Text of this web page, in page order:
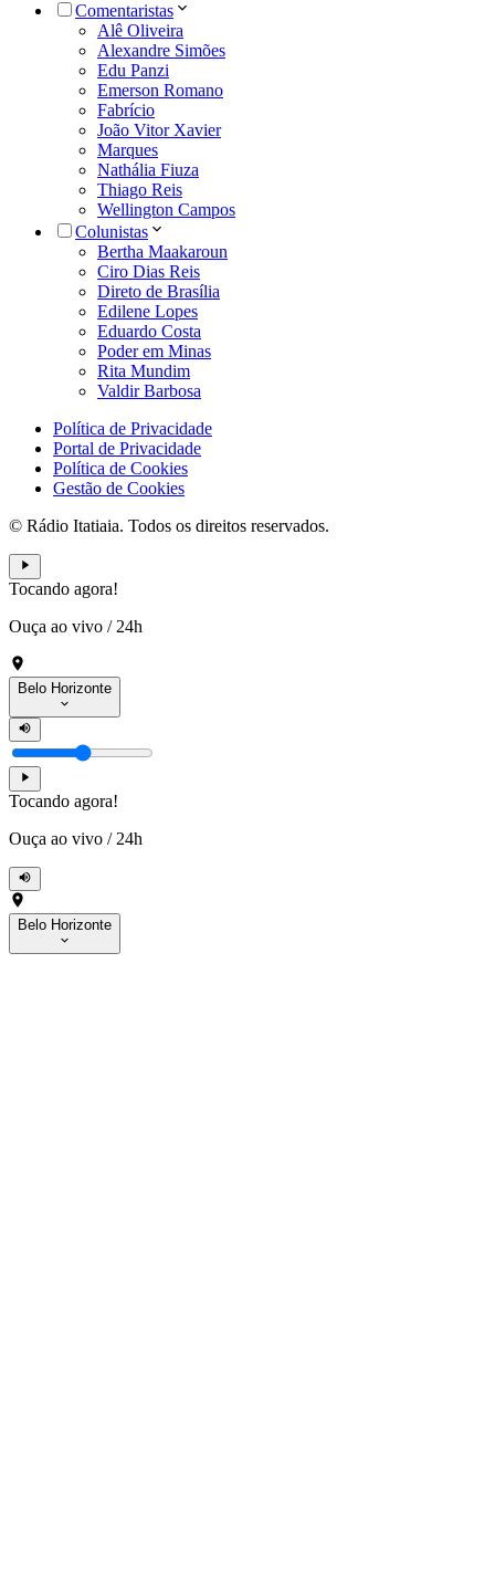
Comentaristas
Alê Oliveira
Alexandre Simões
Edu Panzi
Emerson Romano
Fabrício
João Vitor Xavier
Marques
Nathália Fiuza
Thiago Reis
Wellington Campos
Colunistas
Bertha Maakaroun
Ciro Dias Reis
Direto de Brasília
Edilene Lopes
Eduardo Costa
Poder em Minas
Rita Mundim
Valdir Barbosa
Política de Privacidade
Portal de Privacidade
Política de Cookies
Gestão de Cookies
© Rádio Itatiaia. Todos os direitos reservados.
Tocando agora!
Ouça ao vivo / 24h
Belo Horizonte
Tocando agora!
Ouça ao vivo / 24h
Belo Horizonte